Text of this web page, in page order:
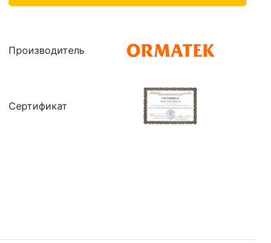
Производитель
Сертификат